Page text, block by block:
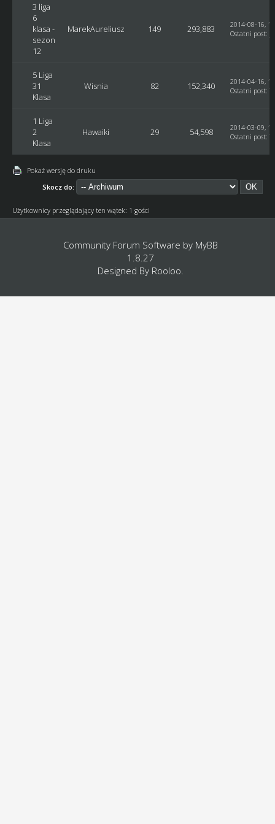
3 liga
6
klasa -
sezon
12
MarekAureliusz 149 293,883
2014-08-16,
Ostatni post:
5 Liga
31
Klasa
Wisnia 82 152,340
2014-04-16,
Ostatni post:
1 Liga
2
Klasa
Hawaiki 29 54,598
2014-03-09,
Ostatni post:
Pokaż wersję do druku
Skocz do:
Użytkownicy przeglądający ten wątek: 1 gości
Community Forum Software by MyBB
1.8.27
Designed By Rooloo